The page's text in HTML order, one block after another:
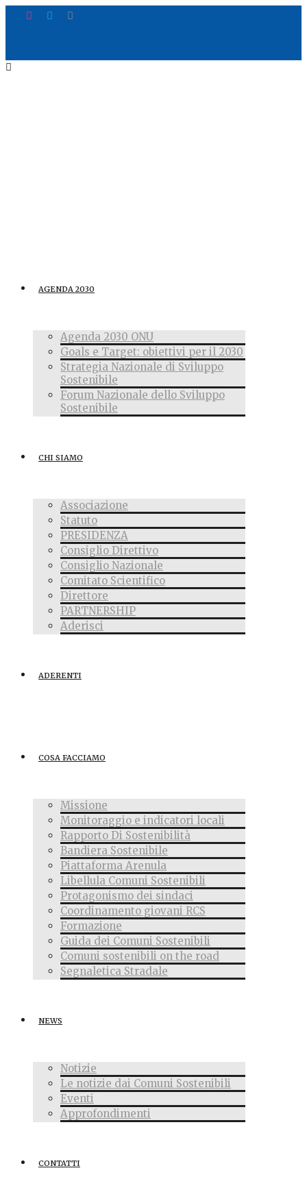
AGENDA 2030
Agenda 2030 ONU
Goals e Target: obiettivi per il 2030
Strategia Nazionale di Sviluppo
Sostenibile
Forum Nazionale dello Sviluppo
Sostenibile
CHI SIAMO
Associazione
Statuto
PRESIDENZA
Consiglio Direttivo
Consiglio Nazionale
Comitato Scientifico
Direttore
PARTNERSHIP
Aderisci
ADERENTI
COSA FACCIAMO
Missione
Monitoraggio e indicatori locali
Rapporto Di Sostenibilità
Bandiera Sostenibile
Piattaforma Arenula
Libellula Comuni Sostenibili
Protagonismo dei sindaci
Coordinamento giovani RCS
Formazione
Guida dei Comuni Sostenibili
Comuni sostenibili on the road
Segnaletica Stradale
NEWS
Notizie
Le notizie dai Comuni Sostenibili
Eventi
Approfondimenti
CONTATTI